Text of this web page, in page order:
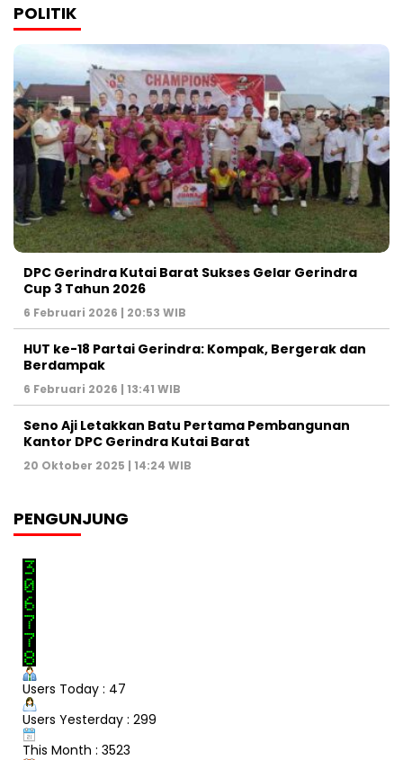
POLITIK
DPC Gerindra Kutai Barat Sukses Gelar Gerindra
Cup 3 Tahun 2026
6 Februari 2026 | 20:53 WIB
HUT ke-18 Partai Gerindra: Kompak, Bergerak dan
Berdampak
6 Februari 2026 | 13:41 WIB
Seno Aji Letakkan Batu Pertama Pembangunan
Kantor DPC Gerindra Kutai Barat
20 Oktober 2025 | 14:24 WIB
PENGUNJUNG
Users Today : 47
Users Yesterday : 299
This Month : 3523